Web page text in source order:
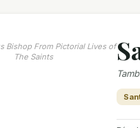
Bishop From Pictorial Lives of
The Saints